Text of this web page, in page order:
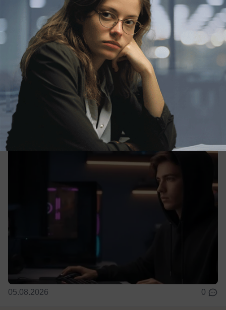
06.08.2026
Общество
Кибертурнир «Битва за Москву» пройдет
с участием игроков со всей России
05.08.2026 0